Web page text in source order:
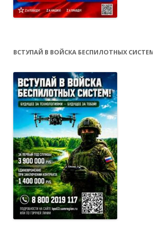
ВСТУПАЙ В ВОЙСКА БЕСПИЛОТНЫХ